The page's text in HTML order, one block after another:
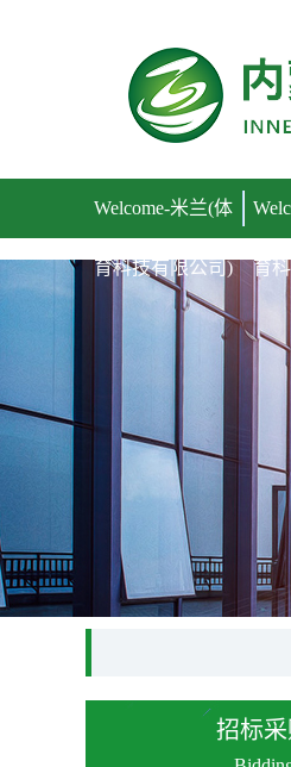
Welcome-米兰(体
育科技有限公司) 育
招标